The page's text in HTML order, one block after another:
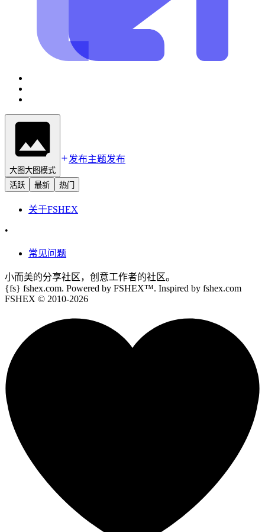
大图大图模式
发布主题发布
活跃 最新 热门
关于FSHEX
•
常见问题
小而美的分享社区，创意工作者的社区。
{fs} fshex.com. Powered by FSHEX™. Inspired by fshex.com
FSHEX © 2010-2026